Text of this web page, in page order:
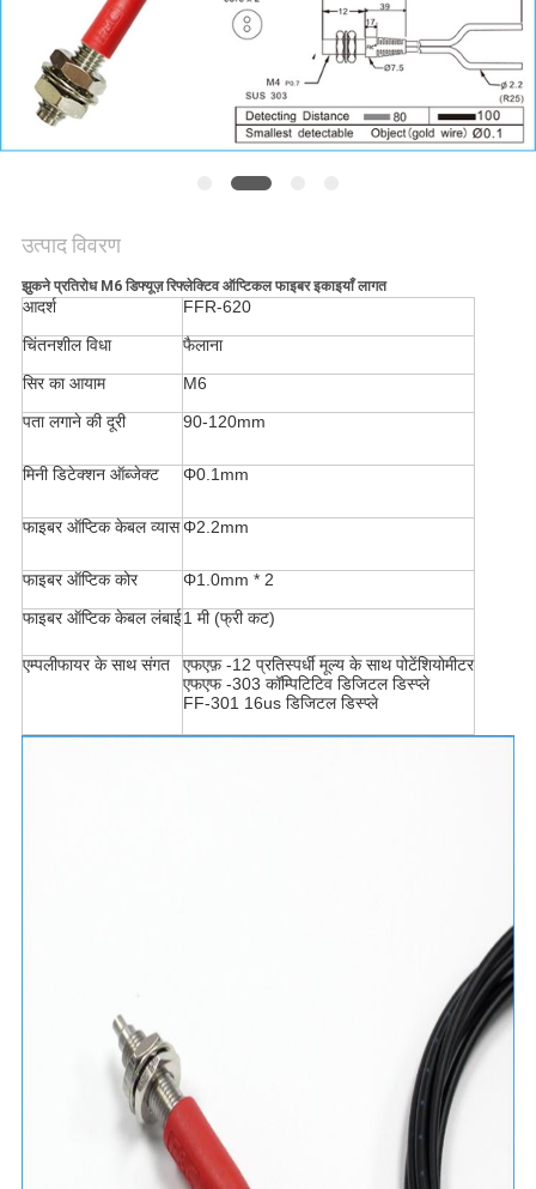
विनती
करे
साइटमैप
PRIVACY
POLICY
उत्पाद विवरण
झुकने प्रतिरोध M6 डिफ्यूज़ रिफ्लेक्टिव ऑप्टिकल फाइबर इकाइयाँ लागत
आदर्श
FFR-620
चिंतनशील विधा
फैलाना
सिर का आयाम
M6
पता लगाने की दूरी
90-120mm
मिनी डिटेक्शन ऑब्जेक्ट Φ0.1mm
फाइबर ऑप्टिक केबल व्यासΦ2.2mm
फाइबर ऑप्टिक कोर
Φ1.0mm * 2
फाइबर ऑप्टिक केबल लंबाई1 मी (फ्री कट)
एम्पलीफायर के साथ संगत
एफएफ़ -12 प्रतिस्पर्धी मूल्य के साथ पोटेंशियोमीटर
एफएफ -303 कॉम्पिटिटिव डिजिटल डिस्प्ले
FF-301 16us डिजिटल डिस्प्ले